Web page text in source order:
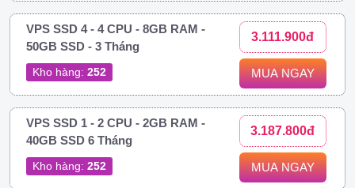
VPS SSD 4 - 4 CPU - 8GB RAM -
50GB SSD - 3 Tháng
Kho hàng: 252
3.111.900đ
MUA NGAY
VPS SSD 1 - 2 CPU - 2GB RAM -
40GB SSD 6 Tháng
Kho hàng: 252
3.187.800đ
MUA NGAY